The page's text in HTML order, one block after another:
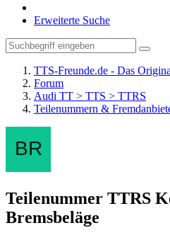
Erweiterte Suche
TTS-Freunde.de - Das
Forum
Audi TT > TTS > TTRS
Teilenummern &
Teilenummer TTRS
Bremsbeläge